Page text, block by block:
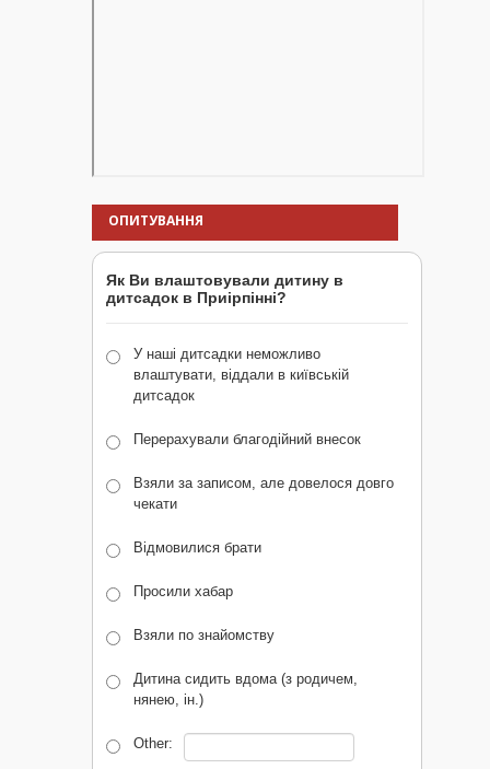
ОПИТУВАННЯ
Як Ви влаштовували дитину в
дитсадок в Приірпінні?
У наші дитсадки неможливо
влаштувати, віддали в київській
дитсадок
Перерахували благодійний внесок
Взяли за записом, але довелося довго
чекати
Відмовилися брати
Просили хабар
Взяли по знайомству
Дитина сидить вдома (з родичем,
нянею, ін.)
Other: